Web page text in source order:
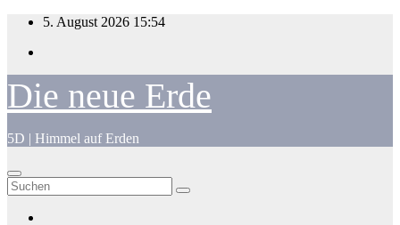
Zum
springen
5. August 2026 15:54
Die neue Erde
5D | Himmel auf Erden